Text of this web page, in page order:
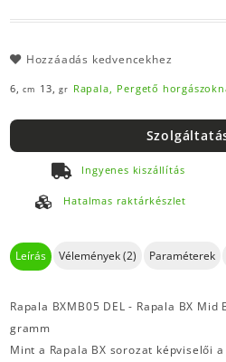
Hozzáadás kedvencekhez
6,cm 13,gr Rapala, Pergető
Ingyenes kiszállítás
Hatalmas raktárkészlet
Leírás Vélemények (2) Paraméterek
Rapala BXMB05 DEL - Rapala BX
gramm
Mint a Rapala BX sorozat képviselői